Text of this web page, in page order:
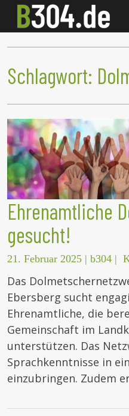
Schlagwort:
Ehrenamtliche
gesucht!
21. Februar 2025 | b304 |
Das
Ebersberg sucht
Ehrenamtliche, die
Gemeinschaft im
unterstützen. Das
Sprachkenntnisse in
einzubringen. Zudem